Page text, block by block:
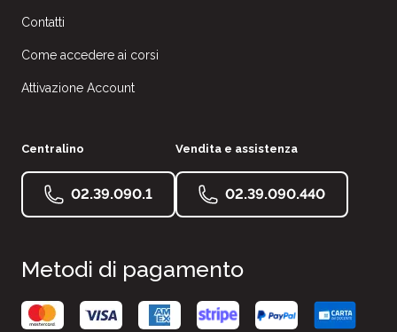
Contatti
Come accedere ai corsi
Attivazione Account
Centralino
02.39.090.1
Vendita e assistenza
02.39.090.440
Metodi di pagamento